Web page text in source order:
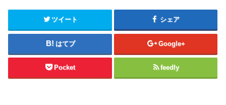
ツイート シェア
はてブ Google+
Pocket feedly